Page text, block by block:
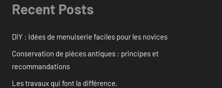
Recent Posts
DIY : Idées de menuiserie faciles pour les novices
Conservation de pièces antiques : principes et
recommandations
Les travaux qui font la différence.